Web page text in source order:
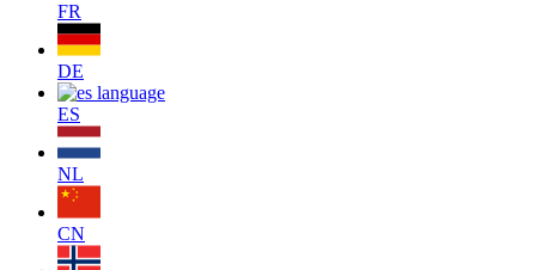
FR
DE
ES
NL
CN